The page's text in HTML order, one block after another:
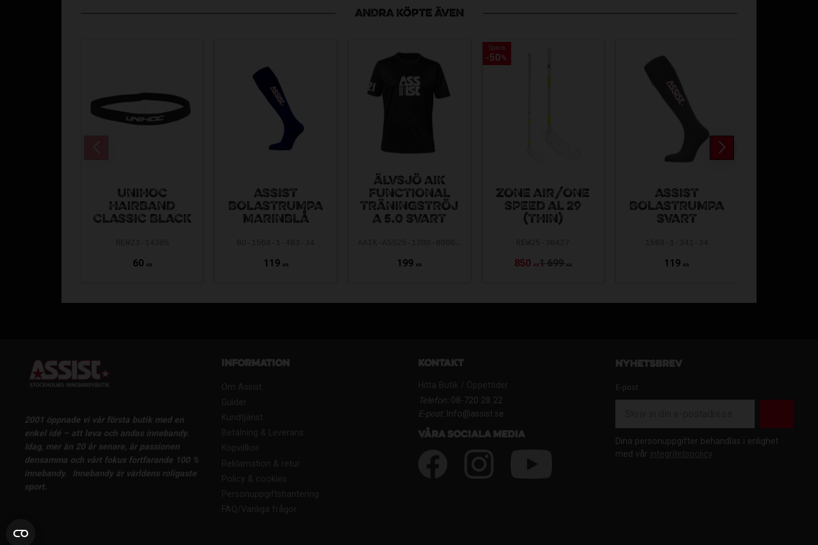
ANDRA KÖPTE ÄVEN
UNIHOC
HAIRBAND
CLASSIC BLACK
60 KR
ASSIST
BOLASTRUMPA
MARINBLÅ
119 KR
ÄLVSJÖ AIK
FUNCTIONAL
TRÄNINGSTRÖJ
A 5.0 SVART
199 KR
Spara
50%
ZONE AIR/ONE
SPEED AL 29
(THIN)
850 KR1 699 KR
Spara
50%
ASSIST
BOLASTRUMPA
SVART
119 KR
2001 öppnade vi vår första butik med en
enkel idé – att leva och andas innebandy.
Idag, mer än 20 år senare, är passionen
densamma och vårt fokus fortfarande 100 %
innebandy.
Innebandy är världens roligaste
sport.
Information
Om Assist
Guider
Kundtjänst
Betalning & Leverans
Köpvillkor
Reklamation & retur
Policy & cookies
Personuppgiftshantering
FAQ/Vanliga frågor
Kontakt
Hitta Butik / Öppettider
Telefon:08-720 28 22
E-post:Info@assist.se
Våra sociala media
Nyhetsbrev
E-post
Dina personuppgifter behandlas i enlighet
med vår integritetspolicy.